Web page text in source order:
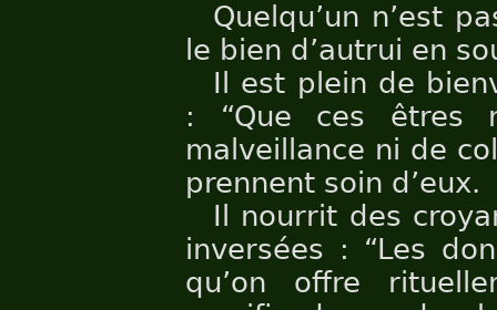
Quelqu’un n’est
le bien d’autrui en
Il est plein de
: “Que ces êtres
malveillance ni de
prennent soin d’eux.
Il nourrit des
inversées : “Les
qu’on offre